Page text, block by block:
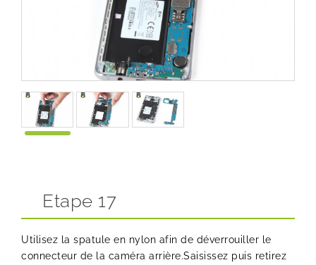
Etape 17
Utilisez la spatule en nylon afin de déverrouiller le
connecteur de la caméra arrière.Saisissez puis retirez